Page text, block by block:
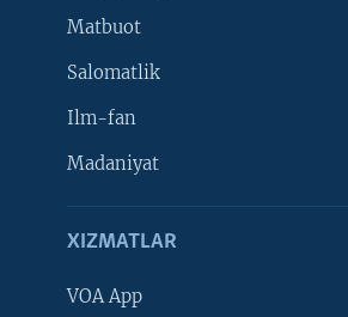
Matbuot
Salomatlik
Ilm-fan
Madaniyat
XIZMATLAR
VOA App